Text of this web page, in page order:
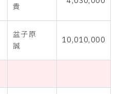
貴
盆子原
誠
10,010,000